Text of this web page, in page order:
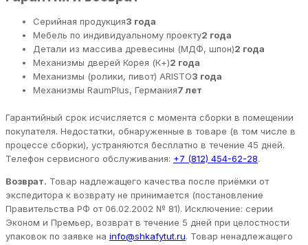
Серийная продукция3 года
Мебель по индивидуальному проекту2 года
Детали из массива древесины (МДФ, шпон)2 года
Механизмы дверей Корея (К+)2 года
Механизмы (ролики, пивот) ARISTO3 года
Механизмы RaumPlus, Германия7 лет
Гарантийный срок исчисляется с момента сборки в помещении
покупателя. Недостатки, обнаруженные в товаре (в том числе в
процессе сборки), устраняются бесплатно в течение 45 дней.
Телефон сервисного обслуживания: +7 (812) 454-62-28.
Возврат. Товар надлежащего качества после приёмки от
экспедитора к возврату не принимается (постановление
Правительства РФ от 06.02.2002 № 81). Исключение: серии
Эконом и Премьер, возврат в течение 5 дней при целостности
упаковок по заявке на info@shkafytut.ru. Товар ненадлежащего